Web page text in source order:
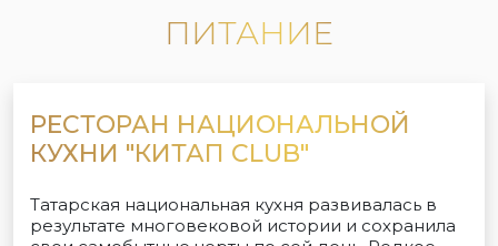
ПИТАНИЕ
РЕСТОРАН НАЦИОНАЛЬНОЙ
КУХНИ "КИТАП CLUB"
Татарская национальная кухня развивалась в
результате многовековой истории и сохранила